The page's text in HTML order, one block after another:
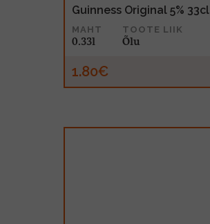
Guinness Original 5% 33cl
MAHT
0.33l
TOOTE LIIK
Õlu
1.80€